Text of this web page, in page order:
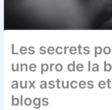
Les secrets
une pro de la
aux astuces
blogs